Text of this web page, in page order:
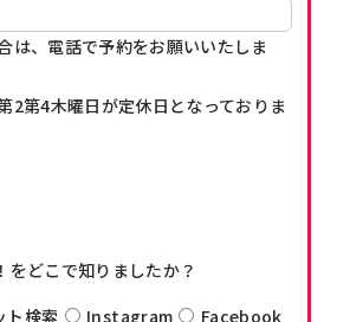
は、電話で予約をお願いいたしま
2第4木曜日が定休日となっておりま
をどこで知りましたか？
ト検索
Instagram Facebook